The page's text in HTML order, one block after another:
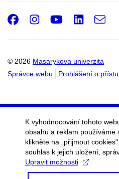
© 2026 Masarykova univerzita
Správce webu
Prohlášení o
Facebook
Instagram
Youtube
e-
K vyhodnocování tohoto
obsahu a reklam používáme
klikněte na „přijmout
souhlas k jejich uložení,
Upravit možnosti